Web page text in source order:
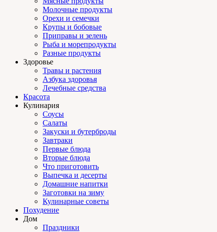
Молочные продукты
Орехи и семечки
Крупы и бобовые
Приправы и зелень
Рыба и морепродукты
Разные продукты
Здоровье
Травы и растения
Азбука здоровья
Лечебные средства
Красота
Кулинария
Соусы
Салаты
Закуски и бутерброды
Завтраки
Первые блюда
Вторые блюда
Что приготовить
Выпечка и десерты
Домашние напитки
Заготовки на зиму
Кулинарные советы
Похудение
Дом
Праздники